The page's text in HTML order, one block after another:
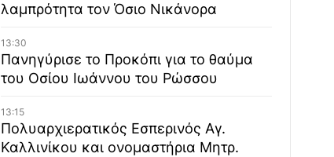
λαμπρότητα τον Όσιο Νικάνορα
13:30
Πανηγύρισε το Προκόπι για το θαύμα
του Οσίου Ιωάννου του Ρώσσου
13:15
Πολυαρχιερατικός Εσπερινός Αγ.
Καλλινίκου και ονομαστήρια Μητρ.